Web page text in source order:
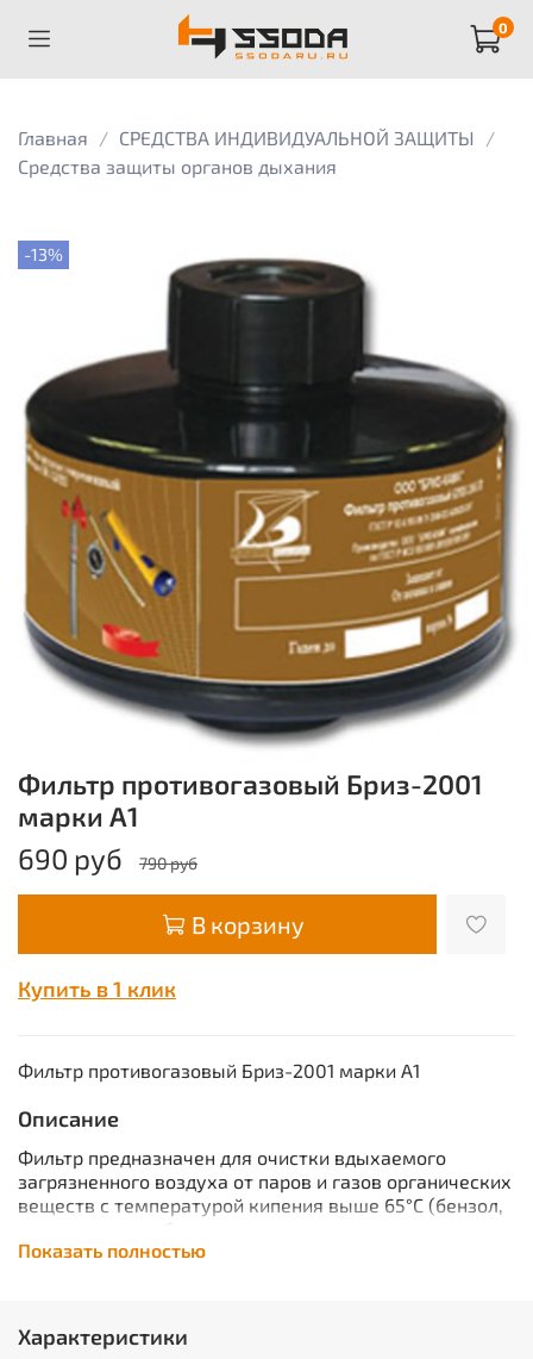
0
Главная
СРЕДСТВА ИНДИВИДУАЛЬНОЙ ЗАЩИТЫ
Средства защиты органов дыхания
-13%
Фильтр противогазовый Бриз-2001
марки А1
690 руб 790 руб
В корзину
Купить в 1 клик
Фильтр противогазовый Бриз-2001 марки А1
Описание
Фильтр предназначен для очистки вдыхаемого
загрязненного воздуха от паров и газов органических
веществ с температурой кипения выше 65°С (бензол,
галоидоорганические соединения, нитросоединения
хлорорганические ядохимикаты). Используются
совместно с лицевыми частями ППМ и шлем-маской
Показать полностью
Характеристики